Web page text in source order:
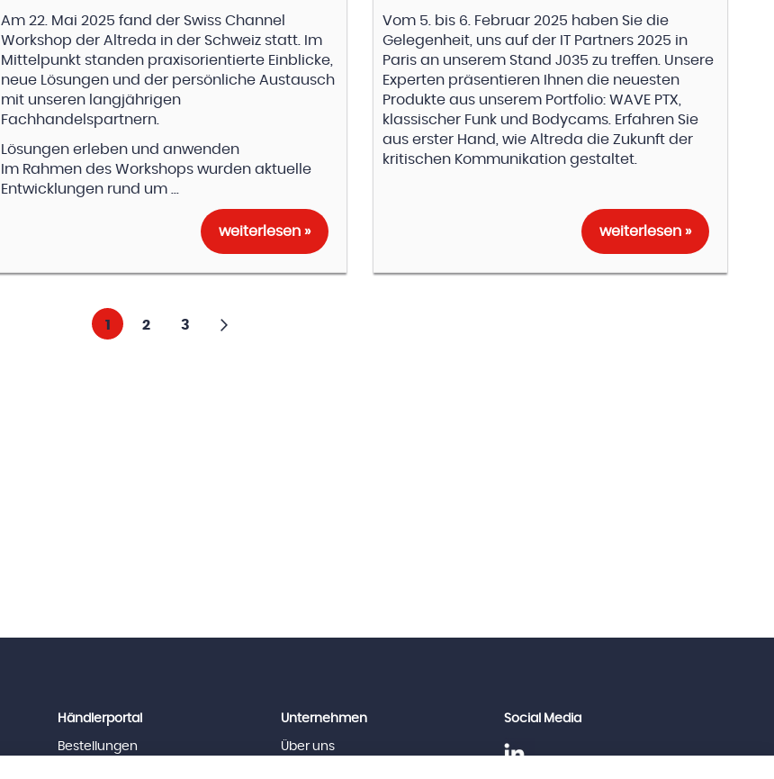
Am 22. Mai 2025 fand der Swiss Channel
Workshop der Altreda in der Schweiz statt. Im
Mittelpunkt standen praxisorientierte Einblicke,
neue Lösungen und der persönliche Austausch
mit unseren langjährigen
Fachhandelspartnern.
Lösungen erleben und anwenden
Im Rahmen des Workshops wurden aktuelle
Entwicklungen rund um ...
weiterlesen »
Vom 5. bis 6. Februar 2025 haben Sie die
Gelegenheit, uns auf der IT Partners 2025 in
Paris an unserem Stand J035 zu treffen. Unsere
Experten präsentieren Ihnen die neuesten
Produkte aus unserem Portfolio: WAVE PTX,
klassischer Funk und Bodycams. Erfahren Sie
aus erster Hand, wie Altreda die Zukunft der
kritischen Kommunikation gestaltet.
weiterlesen »
Seite
Sie lesen gerade Seite
1 Seite
2 Seite
3
Händlerportal
Bestellungen
Unternehmen
Über uns
Social Media